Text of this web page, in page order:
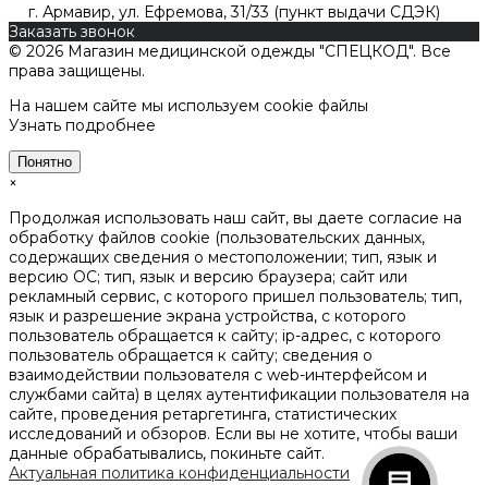
г. Армавир, ул. Ефремова, 31/33 (пункт выдачи СДЭК)
Заказать звонок
© 2026 Магазин медицинской одежды "СПЕЦКОД". Все
права защищены.
На нашем сайте мы используем cookie файлы
Узнать подробнее
Понятно
×
Продолжая использовать наш сайт, вы даете согласие на
обработку файлов cookie (пользовательских данных,
содержащих сведения о местоположении; тип, язык и
версию ОС; тип, язык и версию браузера; сайт или
рекламный сервис, с которого пришел пользователь; тип,
язык и разрешение экрана устройства, с которого
пользователь обращается к сайту; ip-адрес, с которого
пользователь обращается к сайту; сведения о
взаимодействии пользователя с web-интерфейсом и
службами сайта) в целях аутентификации пользователя на
сайте, проведения ретаргетинга, статистических
исследований и обзоров. Если вы не хотите, чтобы ваши
данные обрабатывались, покиньте сайт.
Актуальная политика конфиденциальности